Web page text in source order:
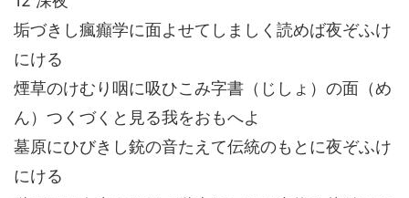
垢づきし瘋癲学に面よせてしましく読めば夜ぞふけ
にける
煙草のけむり咽に吸ひこみ字書（じしょ）の面（め
ん）つくづくと見る我をおもへよ
墓原にひびきし銃の音たえて伝統のもとに夜ぞふけ
にける